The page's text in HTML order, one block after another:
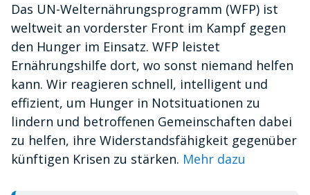
of
minute,
10
seconds
Das UN-Welternährungsprogramm (WFP) ist
weltweit an vorderster Front im Kampf gegen
den Hunger im Einsatz. WFP leistet
Ernährungshilfe dort, wo sonst niemand helfen
kann. Wir reagieren schnell, intelligent und
effizient, um Hunger in Notsituationen zu
lindern und betroffenen Gemeinschaften dabei
zu helfen, ihre Widerstandsfähigkeit gegenüber
künftigen Krisen zu stärken. Mehr dazu